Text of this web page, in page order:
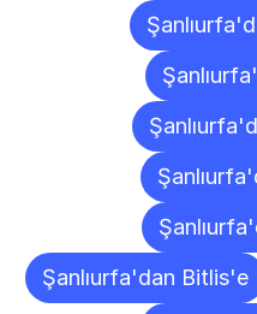
Şanlıurfa'dan Bitlis'e